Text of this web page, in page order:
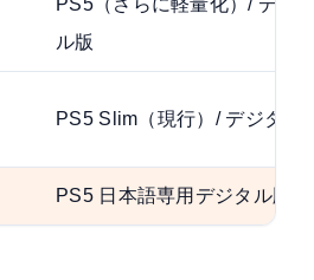
PS5（さらに軽量化）/ デジ
ル版
PS5 Slim（現行）/ デジタル
PS5 日本語専用デジタル版